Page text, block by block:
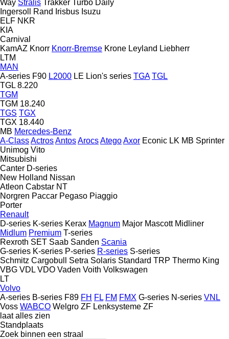
Way Stralis Trakker Turbo Daily
Ingersoll Rand
Irisbus Isuzu
ELF NKR
KIA
Carnival
KamAZ Knorr Knorr-Bremse Krone Leyland Liebherr
LTM
MAN
A-series F90 L2000 LE Lion's series TGA TGL
TGL 8.220
TGM
TGM 18.240
TGS TGX
TGX 18.440
MB Mercedes-Benz
A-ClassActrosAntosArocsAtegoAxor Econic LK MB Sprinter
Unimog Vito
Mitsubishi
Canter D-series
New Holland Nissan
Atleon Cabstar NT
Norgren Paccar Pegaso Piaggio
Porter
Renault
D-series K-series Kerax Magnum Major Mascott Midliner
Midlum Premium T-series
Rexroth SET Saab Sanden Scania
G-series K-series P-series R-series S-series
Schmitz Cargobull
Setra Solaris Standard TRP Thermo King
VBG VDL VDO Vaden Voith Volkswagen
LT
Volvo
A-series B-series F89 FH FL FM FMX G-series N-series VNL
Voss WABCO Welgro ZF Lenksysteme ZF
laat alles zien
Standplaats
Zoek binnen een straal